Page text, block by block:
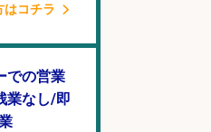
はコチラ
での営業
業なし/即